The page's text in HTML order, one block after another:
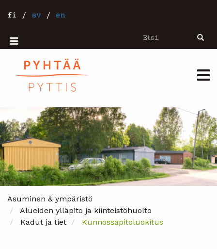
pääsisältöön
fi / sv / en
Etsi Etsi
Mobiilivalikko
Asuminen & ympäristö
Alueiden ylläpito ja kiinteistöhuolto
Kadut ja tiet
Kunnossapitoluokitus